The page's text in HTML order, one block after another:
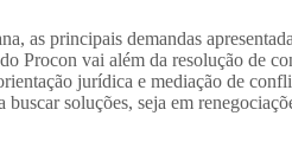
as principais demandas
Procon vai além da resolução de
jurídica e mediação de
soluções, seja em